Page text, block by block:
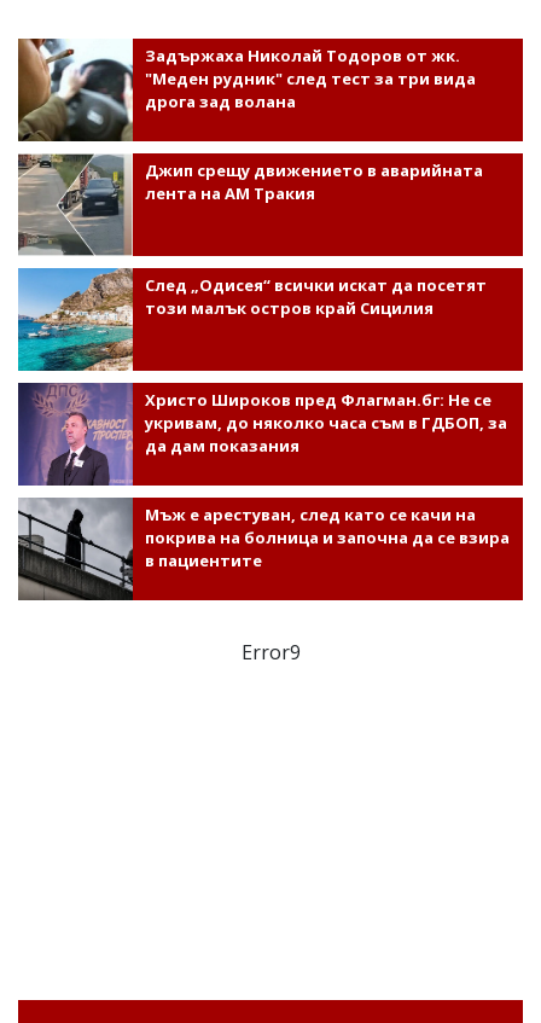
Задържаха Николай Тодоров от жк.
"Меден рудник" след тест за три вида
дрога зад волана
Джип срещу движението в аварийната
лента на АМ Тракия
След „Одисея“ всички искат да посетят
този малък остров край Сицилия
Христо Широков пред Флагман.бг: Не се
укривам, до няколко часа съм в ГДБОП, за
да дам показания
Мъж е арестуван, след като се качи на
покрива на болница и започна да се взира
в пациентите
Error9